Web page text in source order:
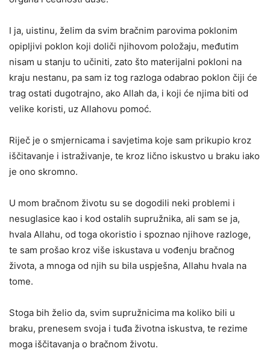
I ja, uistinu, želim da svim bračnim parovima poklonim
opipljivi poklon koji doliči njihovom položaju, međutim
nisam u stanju to učiniti, zato što materijalni pokloni na
kraju nestanu, pa sam iz tog razloga odabrao poklon čiji će
trag ostati dugotrajno, ako Allah da, i koji će njima biti od
velike koristi, uz Allahovu pomoć.
Riječ je o smjernicama i savjetima koje sam prikupio kroz
iščitavanje i istraživanje, te kroz lično iskustvo u braku iako
je ono skromno.
U mom bračnom životu su se dogodili neki problemi i
nesuglasice kao i kod ostalih supružnika, ali sam se ja,
hvala Allahu, od toga okoristio i spoznao njihove razloge,
te sam prošao kroz više iskustava u vođenju bračnog
života, a mnoga od njih su bila uspješna, Allahu hvala na
tome.
Stoga bih želio da, svim supružnicima ma koliko bili u
braku, prenesem svoja i tuđa životna iskustva, te rezime
moga iščitavanja o bračnom životu.